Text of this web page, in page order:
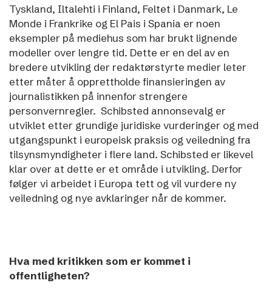
Tyskland, Iltalehti i Finland, Feltet i Danmark, Le
Monde i Frankrike og El Pais i Spania er noen
eksempler på mediehus som har brukt lignende
modeller over lengre tid. Dette er en del av en
bredere utvikling der redaktørstyrte medier leter
etter måter å opprettholde finansieringen av
journalistikken på innenfor strengere
personvernregler. Schibsted annonsevalg er
utviklet etter grundige juridiske vurderinger og med
utgangspunkt i europeisk praksis og veiledning fra
tilsynsmyndigheter i flere land. Schibsted er likevel
klar over at dette er et område i utvikling. Derfor
følger vi arbeidet i Europa tett og vil vurdere ny
veiledning og nye avklaringer når de kommer.
Hva med kritikken som er kommet i
offentligheten?